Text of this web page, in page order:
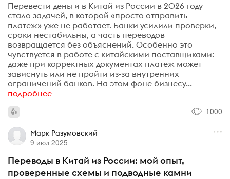
Перевести деньги в Китай из России в 2026 году
стало задачей, в которой «просто отправить
платеж» уже не работает. Банки усилили проверки,
сроки нестабильны, а часть переводов
возвращается без объяснений. Особенно это
чувствуется в работе с китайскими поставщиками:
даже при корректных документах платеж может
зависнуть или не пройти из-за внутренних
ограничений банков. На этом фоне бизнесу...
подробнее
1000
Марк Разумовский
9 июл 2025
Переводы в Китай из России: мой опыт,
проверенные схемы и подводные камни